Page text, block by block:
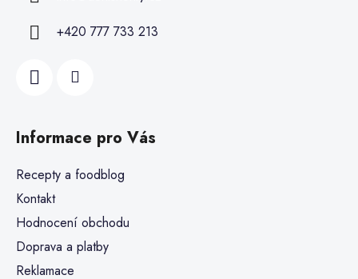
+420 777 733 213
Informace pro Vás
Recepty a foodblog
Kontakt
Hodnocení obchodu
Doprava a platby
Reklamace